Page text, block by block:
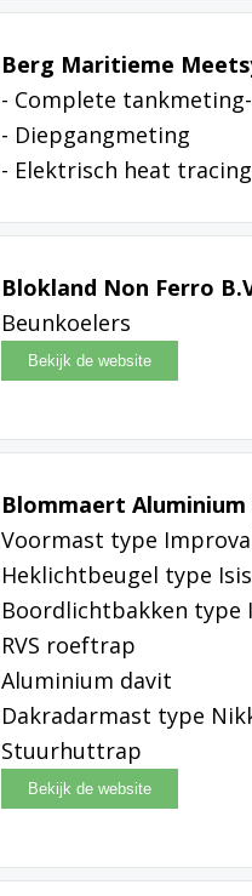
Berg Maritieme
- Complete
- Diepgangmeting
- Elektrisch heat
Blokland Non Ferro
Beunkoelers
Blommaert
Voormast type
Heklichtbeugel type Isis
Boordlichtbakken type
RVS roeftrap
Aluminium davit
Dakradarmast type
Stuurhuttrap